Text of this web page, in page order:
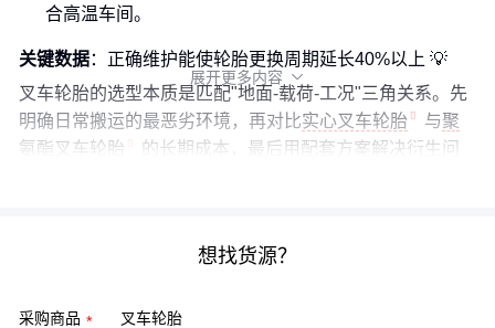
合高温车间。
关键数据：正确维护能使轮胎更换周期延长40%以上 💡
叉车轮胎的选型本质是匹配"地面-载荷-工况"三角关系。先
明确日常搬运的最恶劣环境，再对比实心叉车轮胎 与聚
氨酯叉车轮胎
的长期成本，最后用配套方案解决衍生问
展开更多内容 
想找货源？
采购商品